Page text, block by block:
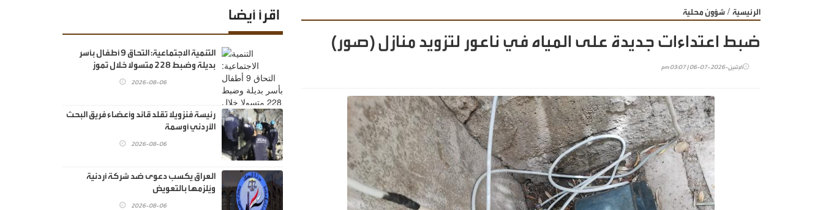
الرئيسية / شؤون محلية
ضبط اعتداءات جديدة على المياه في ناعور لتزويد منازل (صور)
الإثنين-2026-07-06 | 03:07 pm
اقرأ أيضا
‏التنمية الاجتماعية: التحاق 9 أطفال بأسر
بديلة وضبط 228 متسولا خلال تموز
2026-08-06
رئيسة فنزويلا تقلد قائد وأعضاء فريق البحث
الأردني أوسمة
2026-08-06
العراق يكسب دعوى ضد شركة أردنية
ويُلزمها بالتعويض
2026-08-06